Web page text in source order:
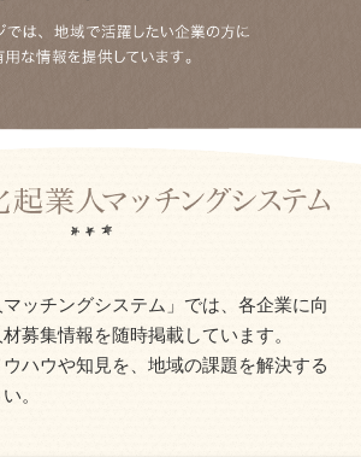
マッチングシステム」では、各企業に向
募集情報を随時掲載しています。
ハウや知見を、地域の課題を解決する
。